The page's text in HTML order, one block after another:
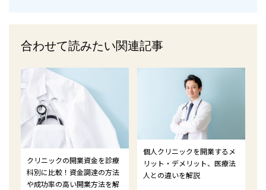
合わせて読みたい関連記事
クリニックの開業資金を診療
科別に比較！資金調達の方法
や成功率の高い開業方法を解
個人クリニックを開業するメ
リット・デメリット、医療法
人との違いを解説